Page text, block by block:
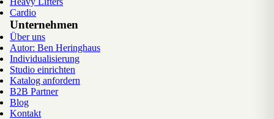
Cardio
Unternehmen
Über uns
Autor: Ben Heringhaus
Individualisierung
Studio einrichten
Katalog anfordern
B2B Partner
Blog
Kontakt